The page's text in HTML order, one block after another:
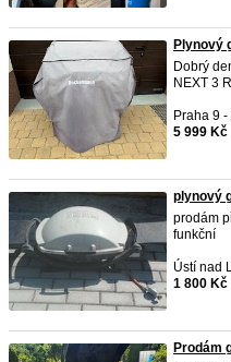
Plynový
Dobrý
NEXT 3
Praha 9
5 999 Kč
plynový
prodám
funkční
Ústí nad
1 800 Kč
Prodám